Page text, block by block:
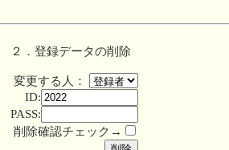
２．登録データの削除
変更する人：
ID:
PASS:
削除確認チェック→